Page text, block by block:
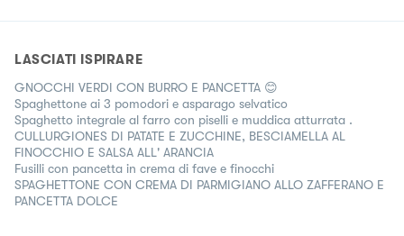
LASCIATI ISPIRARE
GNOCCHI VERDI CON BURRO E PANCETTA 😊
Spaghettone ai 3 pomodori e asparago selvatico
Spaghetto integrale al farro con piselli e muddica atturrata .
CULLURGIONES DI PATATE E ZUCCHINE, BESCIAMELLA AL
FINOCCHIO E SALSA ALL' ARANCIA
Fusilli con pancetta in crema di fave e finocchi
SPAGHETTONE CON CREMA DI PARMIGIANO ALLO ZAFFERANO E
PANCETTA DOLCE